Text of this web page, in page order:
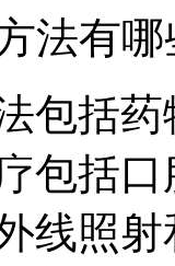
法有
包括
包括
线照